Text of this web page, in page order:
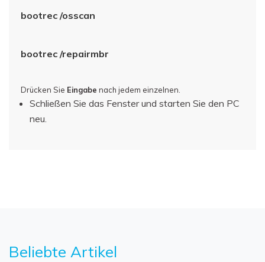
bootrec /osscan
bootrec /repairmbr
Drücken Sie Eingabe nach jedem einzelnen.
Schließen Sie das Fenster und starten Sie den PC
neu.
Beliebte Artikel